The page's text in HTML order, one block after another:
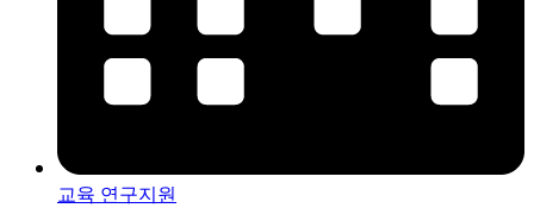
교육 연구지원